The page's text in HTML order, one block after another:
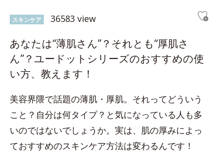
スキンケア 36583 view
あなたは“薄肌さん”？それとも“厚肌さ
ん”？ユードットシリーズのおすすめの使
い方、教えます！
美容界隈で話題の薄肌・厚肌。それってどういう
こと？自分は何タイプ？と気になっている人も多
いのではないでしょうか。実は、肌の厚みによっ
ておすすめのスキンケア方法は変わるんです！